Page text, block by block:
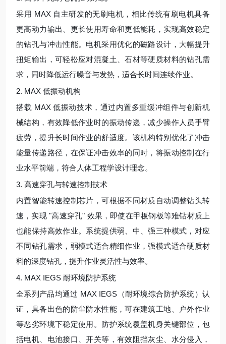
采用 MAX 自主研发的无刷电机，相比传统有刷电机具备
更高动力输出、更长使用寿命和更低能耗，实现高效稳定
的钻孔与冲击性能。电机采用优化的磁路设计，大幅提升
扭矩输出，可轻松应对混凝土、石材等硬质材料的钻孔需
求，同时降低运行噪音与发热，适合长时间连续作业。
2. MAX 低振动机构
搭载 MAX 低振动技术，通过内置多重缓冲组件与创新机
械结构，有效降低作业时的振动传递，减少操作人员手臂
疲劳，提升长时间作业的舒适度。该机构特别优化了冲击
能量传递路径，在保证冲击效率的同时，将振动控制在行
业水平前端，符合人体工程学设计理念。
3. 高速穿孔与转速控制技术
内置智能转速控制芯片，可根据不同材质自动调整钻头转
速，实现 "高速穿孔" 效果，即使在甲板钢板等难钻材质上
也能保持高效作业。系统提供弱、中、强三种模式，对应
不同钻孔需求，弱模式适合精细作业，强模式适合硬质材
料的深度钻孔，提升作业灵活性与效率。
4. MAX IEGS 耐环境防护系统
全系列产品均通过 MAX IEGS（耐环境综合防护系统）认
证，具备出色的防尘防水性能，可在建筑工地、户外作业
等恶劣环境下稳定使用。防护系统覆盖机身关键部位，包
括电机、电池接口、开关等，有效阻挡灰尘、水分侵入，